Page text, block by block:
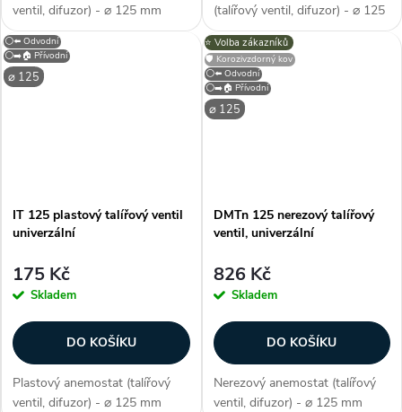
ventil, difuzor) - ⌀ 125 mm
(průměr), barva bílá (jako RAL
9016), univerzální (přívodní i
odvodní), ocel potažená
polymerem, ruční regulace
(talířový ventil, difuzor) - ⌀ 125
mm, barva bílá, materiál sádra,
tvar hranatý, odvodní / přívodní
- univerzální, regulace průtoku,
prémiové zpracování,...
⌀ 125
⚪⬅️ Odvodní
⚪➡️🏠 Přívodní
IT 125 plastový talířový ventil
univerzální
175 Kč
Skladem
DO KOŠÍKU
Plastový anemostat (talířový
ventil, difuzor) - ⌀ 125 mm
⌀ 125
⭐️ Volba zákazníků
⚪⬅️ Odvodní
⚪➡️🏠 Přívodní
🛡️ Korozivzdorný kov
DMTn 125 nerezový talířový
ventil, univerzální
826 Kč
Skladem
DO KOŠÍKU
Nerezový anemostat (talířový
ventil, difuzor) - ⌀ 125 mm